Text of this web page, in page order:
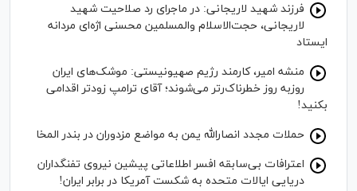
فرزند شهید لاریجانی: در ماجرای رد صلاحیت شهید
لاریجانی، حجت‌الاسلام والمسلمین محسنی اژه‌ای مردانه
ایستاد
منشه امیر، کارمند رژیم صهیونیستی: موشک‌های ایران
روزبه روز خطرناک‌رتر می‌شوند؛ آقای ترامپ زودتر اقدامی
بکنید!
حملات مجدد انصارالله یمن به مواضع مزدوران در بندر المخا
اعترافات بی‌سابقه افسر اطلاعاتی پیشین نیروی تفنگداران
دریایی ایالات متحده به شکست آمریکا در برابر ایران!